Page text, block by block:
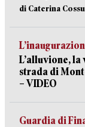
di Caterina Cossu
L’alluvione, la
strada di
– VIDEO
Guardia di